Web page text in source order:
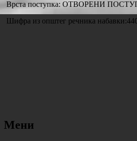
Врста поступка: ОТВОРЕНИ
Шифра из општег речника
Мени